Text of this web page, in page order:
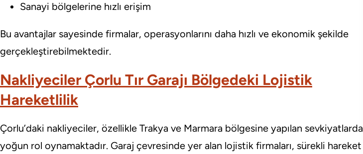
Sanayi bölgelerine hızlı erişim
Bu avantajlar sayesinde firmalar, operasyonlarını daha hızlı ve ekonomik şekilde
gerçekleştirebilmektedir.
Nakliyeciler Çorlu Tır Garajı Bölgedeki Lojistik
Hareketlilik
Çorlu’daki nakliyeciler, özellikle Trakya ve Marmara bölgesine yapılan sevkiyatlarda
yoğun rol oynamaktadır. Garaj çevresinde yer alan lojistik firmaları, sürekli hareket